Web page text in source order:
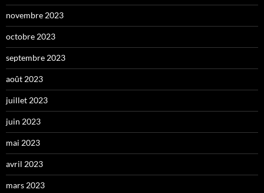
novembre 2023
octobre 2023
septembre 2023
août 2023
juillet 2023
juin 2023
mai 2023
avril 2023
mars 2023